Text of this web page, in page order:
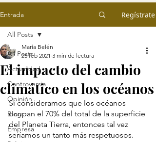
Entrada Regístrate
All Posts
Actualidad
Controversia
Opinión
Blog
Empresa
All Posts
El impacto del cambio
climático en los océanos
María Belén
25 feb 2021 3 min de lectura
Si consideramos que los océanos
ocupan el 70% del total de la superficie
del Planeta Tierra, entonces tal vez
seríamos un tanto más respetuosos.